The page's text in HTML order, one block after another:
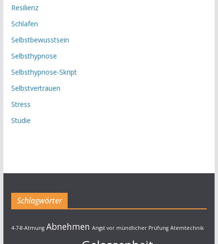
Resilienz
Schlafen
Selbstbewusstsein
Selbsthypnose
Selbsthypnose-Skript
Selbstvertrauen
Stress
Studie
Schlagwörter
4-7-8-Atmung Abnehmen Angst vor mündlicher Prüfung Atemtechnik